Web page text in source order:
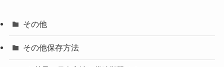
その他
その他保存方法